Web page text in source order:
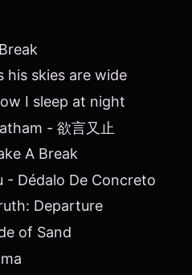
his skies are wide
I sleep at night
- 欲言又止
A Break
- Dédalo De Concreto
Departure
of Sand